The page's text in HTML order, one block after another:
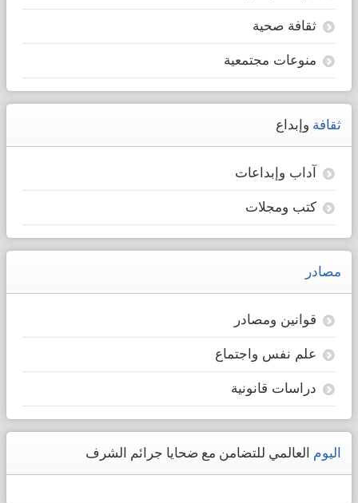
ثقافة صحية
منوعات مجتمعية
ثقافة وإبداع
آداب وإبداعات
كتب ومجلات
مصادر
قوانين ومصادر
علم نفس واجتماع
دراسات قانونية
اليوم العالمي للتضامن مع ضحايا جرائم الشرف